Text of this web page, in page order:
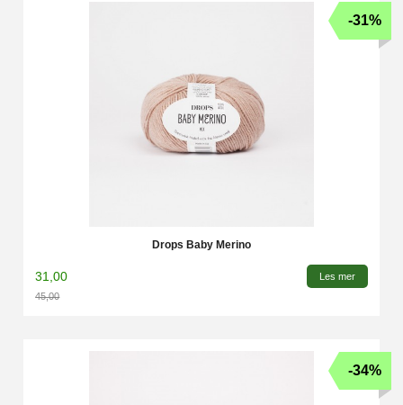
Drops Baby Merino
31,00
45,00
-31%
Les mer
-34%